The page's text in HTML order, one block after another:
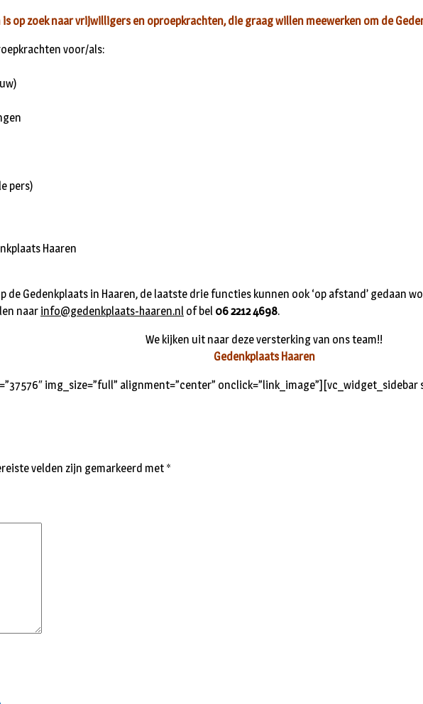
is op zoek naar vrijwilligers en oproepkrachten, die graag willen meewerken om de
voor/als:
pers)
Haaren
Gedenkplaats in Haaren, de laatste drie functies kunnen ook ‘op afstand’ gedaan
naar info@gedenkplaats-haaren.nl of bel 06 2212 4698.
We kijken uit naar deze versterking van ons team!!
Gedenkplaats Haaren
img_size=”full” alignment=”center”
velden zijn gemarkeerd met *